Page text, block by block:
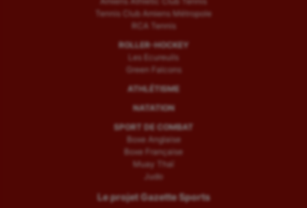
Tennis Club Amiens Métropole
RCA Tennis
ROLLER-HOCKEY
Les Ecureuils
Green Falcons
ATHLÉTISME
NATATION
SPORT DE COMBAT
Boxe Anglaise
Boxe Française
Muay Thaï
Judo
Le projet Gazette Sports